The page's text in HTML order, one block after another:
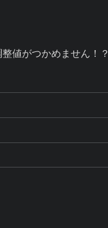
値がつかめません！？